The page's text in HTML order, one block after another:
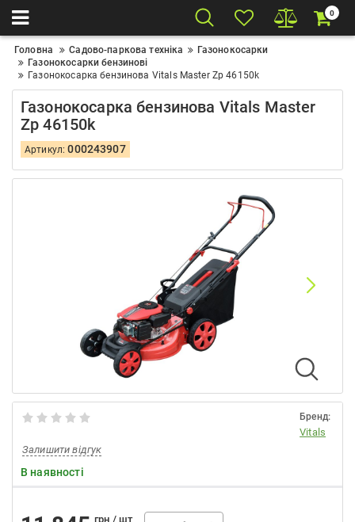
0
Головна Садово-паркова техніка
Газонокосарки
Газонокосарки бензинові
Газонокосарка бензинова Vitals Master Zp 46150k
Газонокосарка бензинова Vitals Master
Zp 46150k
Артикул:000243907
Бренд:
Vitals
Залишити відгук
В наявності
грн / шт